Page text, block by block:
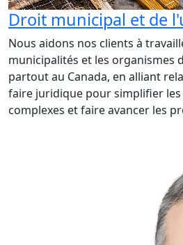
Droit municipal et de
Nous aidons nos clients à
municipalités et les organismes
partout au Canada, en alliant
faire juridique pour simplifier
complexes et faire avancer les